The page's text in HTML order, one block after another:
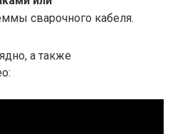
сварочного кабеля.
а также